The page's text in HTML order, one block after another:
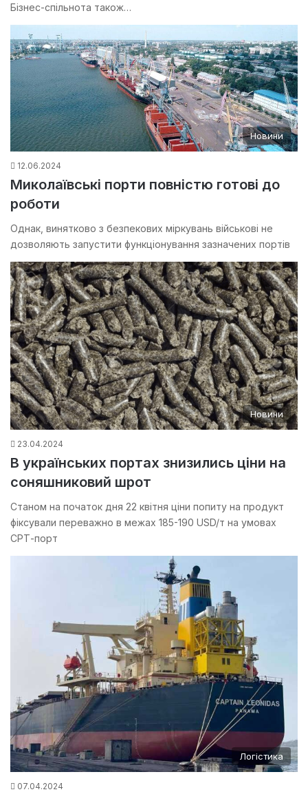
Бізнес-спільнота також…
Новини
12.06.2024
Миколаївські порти повністю готові до
роботи
Однак, винятково з безпекових міркувань військові не
дозволяють запустити функціонування зазначених портів
Новини
23.04.2024
В українських портах знизились ціни на
соняшниковий шрот
Станом на початок дня 22 квітня ціни попиту на продукт
фіксували переважно в межах 185-190 USD/т на умовах
СРТ-порт
Логістика
07.04.2024